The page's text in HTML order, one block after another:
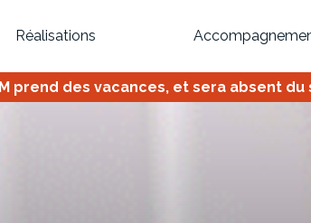
Réalisations
Personnalisez nos
prend des vacances, et sera absent